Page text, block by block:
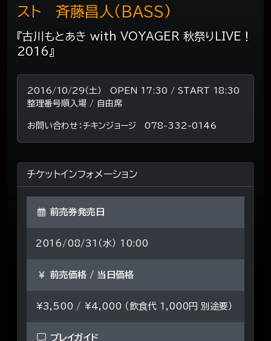
『古川もとあき with VOYAGER 秋祭りLIVE！
2016』
スト 斉藤昌人（BASS)
2016/10/29（土） OPEN 17:30 / START 18:30
整理番号順入場 / 自由席
お問い合わせ：チキンジョージ 078-332-0146
チケットインフォメーション
前売券発売日
2016/08/31（水） 10:00
前売価格 / 当日価格
¥3,500 / ¥4,000 （飲食代 1,000円 別途要）
プレイガイド